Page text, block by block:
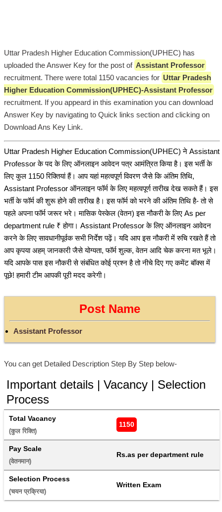
Uttar Pradesh Higher Education Commission(UPHEC) has
uploaded the Answer Key for the post of Assistant Professor
recruitment. There were total 1150 vacancies for Uttar Pradesh
Higher Education Commission(UPHEC)-Assistant Professor
recruitment. If you appeard in this examination you can download
Answer Key by navigating to Quick links section and clicking on
Download Ans Key Link.
Uttar Pradesh Higher Education Commission(UPHEC) ने Assistant
Professor के पद के लिए ऑनलाइन आवेदन पत्र आमंत्रित किया है। इस भर्ती के
लिए कुल 1150 रिक्तियां हैं। आप यहां महत्वपूर्ण विवरण जैसे कि अंतिम तिथि,
Assistant Professor ऑनलाइन फॉर्म के लिए महत्वपूर्ण तारीख देख सकते हैं। इस
भर्ती के फॉर्म की शुरू होने की तारीख है। इस फॉर्म को भरने की अंतिम तिथि है- तो से
पहले अपना फॉर्म जरूर भरे। मासिक पेस्केल (वेतन) इस नौकरी के लिए As per
department rule ₹ होगा। Assistant Professor के लिए ऑनलाइन आवेदन
करने के लिए सावधानीपूर्वक सभी निर्देश पढ़ें। यदि आप इस नौकरी में रुचि रखते हैं तो
आप कृपया अहम् जानकारी जैसे योग्यता, फॉर्म शुल्क, वेतन आदि चेक करना मत भूले।
यदि आपके पास इस नौकरी से संबंधित कोई प्रश्न है तो नीचे दिए गए कमेंट बॉक्स में
पूछे! हमारी टीम आपकी पूरी मदद करेगी।
Post Name
Assistant Professor
You can get Detailed Description Step By Step below-
Important details | Vacancy | Selection
Process
Total Vacancy
(कुल रिक्ति)
1150
Pay Scale
(वेतनमान)
Rs.as per department rule
Selection Process
(चयन प्रक्रिया)
Written Exam